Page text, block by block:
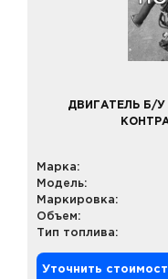
ДВИГАТЕЛЬ Б/У
Марка:
Модель:
Маркировка:
Объем:
Тип топлива:
Уточнить